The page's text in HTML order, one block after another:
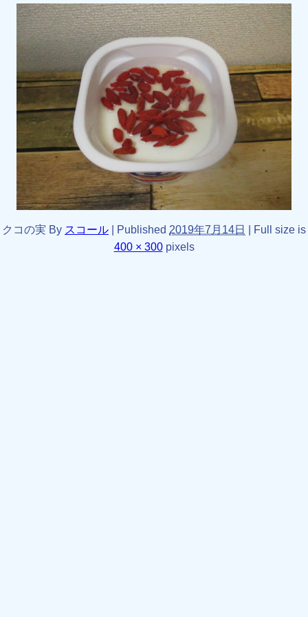
クコの実 By スコール Published 2019年7月14日
Full size is
400 × 300pixels